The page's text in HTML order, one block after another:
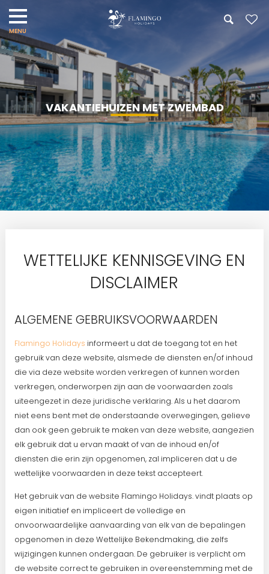
VAKANTIEHUIZEN MET ZWEMBAD
WETTELIJKE KENNISGEVING EN
DISCLAIMER
ALGEMENE GEBRUIKSVOORWAARDEN
Flamingo Holidays informeert u dat de toegang tot en het
gebruik van deze website, alsmede de diensten en/of inhoud
die via deze website worden verkregen of kunnen worden
verkregen, onderworpen zijn aan de voorwaarden zoals
uiteengezet in deze juridische verklaring. Als u het daarom
niet eens bent met de onderstaande overwegingen, gelieve
dan ook geen gebruik te maken van deze website, aangezien
elk gebruik dat u ervan maakt of van de inhoud en/of
diensten die erin zijn opgenomen, zal impliceren dat u de
wettelijke voorwaarden in deze tekst accepteert.
Het gebruik van de website Flamingo Holidays. vindt plaats op
eigen initiatief en impliceert de volledige en
onvoorwaardelijke aanvaarding van elk van de bepalingen
opgenomen in deze Wettelijke Bekendmaking, die zelfs
wijzigingen kunnen ondergaan. De gebruiker is verplicht om
de website correct te gebruiken in overeenstemming met de